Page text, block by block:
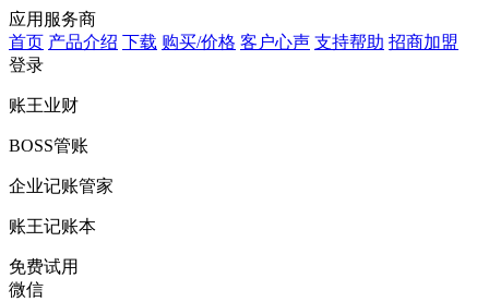
应用服务商
首页 产品介绍 下载 购买/价格 客户心声 支持帮助 招商加盟
登录
账王业财
BOSS管账
企业记账管家
账王记账本
免费试用
微信